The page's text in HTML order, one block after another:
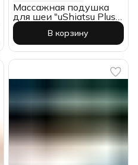
Массажная подушка
для шеи "uShiatsu Plus"
медицинская,
беспроводная, Gess
В корзину